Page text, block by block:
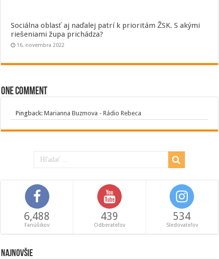
Sociálna oblasť aj naďalej patrí k prioritám ŽSK. S akými
riešeniami župa prichádza?
16. novembra 2022
One comment
Pingback:Marianna Buzmova - Rádio Rebeca
6,488
Fanúšikov
439
Odberateľov
534
Sledovateľov
Najnovšie